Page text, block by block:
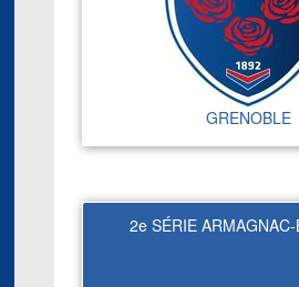
GRENOBLE
2e SÉRIE